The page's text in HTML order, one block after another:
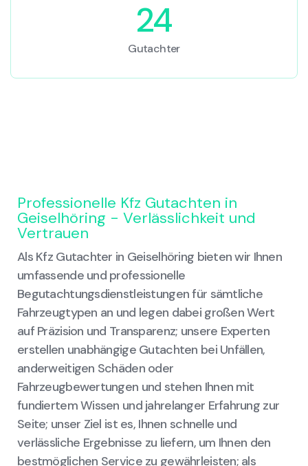
24
Gutachter
Professionelle Kfz Gutachten in
Geiselhöring - Verlässlichkeit und
Vertrauen
Als Kfz Gutachter in Geiselhöring bieten wir Ihnen
umfassende und professionelle
Begutachtungsdienstleistungen für sämtliche
Fahrzeugtypen an und legen dabei großen Wert
auf Präzision und Transparenz; unsere Experten
erstellen unabhängige Gutachten bei Unfällen,
anderweitigen Schäden oder
Fahrzeugbewertungen und stehen Ihnen mit
fundiertem Wissen und jahrelanger Erfahrung zur
Seite; unser Ziel ist es, Ihnen schnelle und
verlässliche Ergebnisse zu liefern, um Ihnen den
bestmöglichen Service zu gewährleisten; als